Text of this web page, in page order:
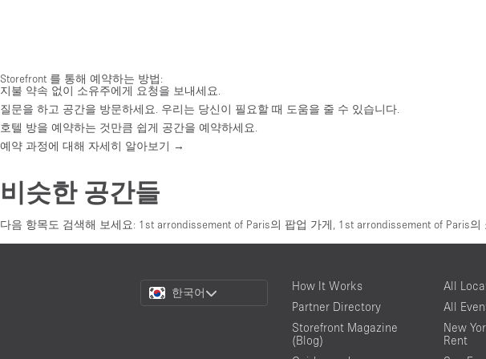
Storefront 를 통해 예약하는 방법:
지불 약속 없이 소유주에게 요청을 보내세요.
질문을 하고 공간을 방문하세요. 우리는 당신이 필요할 때 도움을 줄 수 있습니다.
호텔 방을 예약하는 것만큼 쉽게 공간을 예약하세요.
예약 과정에 대해 자세히 알아보기 →
비슷한 공간들
다음 항목도 검색해 보세요: 1st arrondissement of Paris의 팝업 가게 1st arrondissement of Paris의
Choose
Language
한국어
How It Works
Partner Directory
Storefront Magazine
(Blog)
All
All
New
Rent